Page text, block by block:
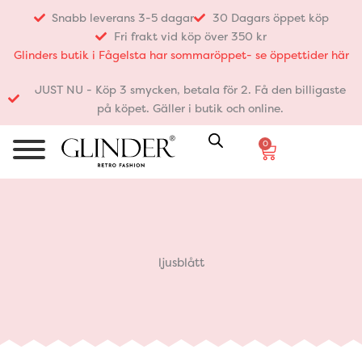
innehåll
Snabb leverans 3-5 dagar
30 Dagars öppet köp
Fri frakt vid köp över 350 kr
Glinders butik i Fågelsta har sommaröppet- se öppettider här
JUST NU - Köp 3 smycken, betala för 2. Få den billigaste
på köpet. Gäller i butik och online.
0
Varukorg
ljusblått